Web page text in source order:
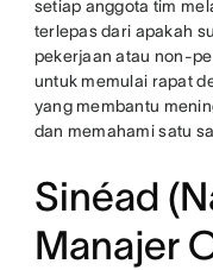
setiap anggota tim
terlepas dari apakah
pekerjaan atau non-
untuk memulai rapat
yang membantu
dan memahami satu
Sinéad
Manajer